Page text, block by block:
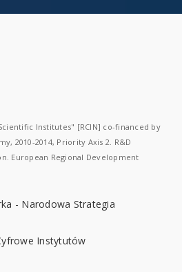
Institutes" [RCIN] co-financed by
2010-2014, Priority Axis 2. R&D
European Regional Development